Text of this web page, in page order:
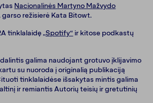
Nacionalinės Martyno Mažvydo
garso režisierė Kata Bitowt.
tinklalaidę„Spotify“ ir kitose podkastų
galima naudojant grotuvo įklijavimo
su nuoroda į originalią publikaciją
tinklalaidėse išsakytas mintis galima
ir remiantis Autorių teisių ir gretutinių